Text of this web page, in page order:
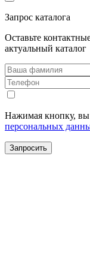
Запрос каталога
Оставьте
актуальный каталог
Нажимая кнопку, вы
персональных
Запросить